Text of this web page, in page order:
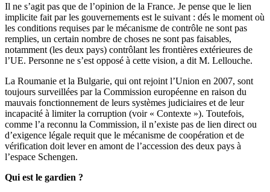
Il ne s’agit pas que de l’opinion de la France. Je pense que le lien
implicite fait par les gouvernements est le suivant : dés le moment où
les conditions requises par le mécanisme de contrôle ne sont pas
remplies, un certain nombre de choses ne sont pas faisables,
notamment (les deux pays) contrôlant les frontières extérieures de
l’UE. Personne ne s’est opposé à cette vision, a dit M. Lellouche.
La Roumanie et la Bulgarie, qui ont rejoint l’Union en 2007, sont
toujours surveillées par la Commission européenne en raison du
mauvais fonctionnement de leurs systèmes judiciaires et de leur
incapacité à limiter la corruption (voir « Contexte »). Toutefois,
comme l’a reconnu la Commission, il n’existe pas de lien direct ou
d’exigence légale requit que le mécanisme de coopération et de
vérification doit lever en amont de l’accession des deux pays à
l’espace Schengen.
Qui est le gardien ?